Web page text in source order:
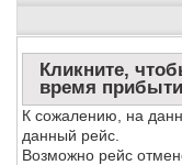
Кликните,
время
К сожалению, на
данный рейс.
Возможно рейс